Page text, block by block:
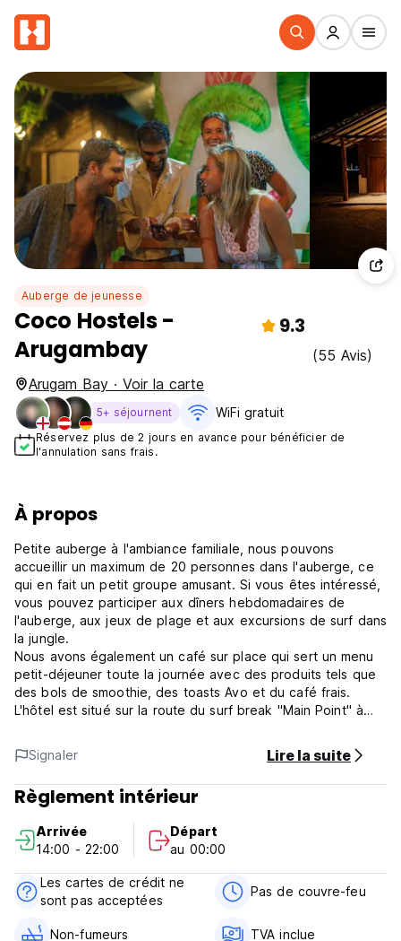
Auberge de jeunesse
Coco Hostels -
Arugambay
9.3
(55 Avis)
Arugam Bay · Voir la carte
5+ séjournent WiFi gratuit
Réservez plus de 2 jours en avance pour bénéficier de
l'annulation sans frais.
À propos
Petite auberge à l'ambiance familiale, nous pouvons
accueillir un maximum de 20 personnes dans l'auberge, ce
qui en fait un petit groupe amusant. Si vous êtes intéressé,
vous pouvez participer aux dîners hebdomadaires de
l'auberge, aux jeux de plage et aux excursions de surf dans
la jungle.
Nous avons également un café sur place qui sert un menu
petit-déjeuner toute la journée avec des produits tels que
des bols de smoothie, des toasts Avo et du café frais.
L'hôtel est situé sur la route du surf break "Main Point" à
surf, des restaurants, des cafés et des supermarchés. La
plage n'est qu'à 30 secondes de marche de l'auberge.
***Politiques de la propriété***
Politique d'annulation : 1 jour avant l'arrivée. En cas
nuit du séjour sera facturée.
Arrivée de 14h00 à 22h00.
Départ avant 11h00.
Paiement à l'arrivée en espèces.
Taxes incluses.
Petit déjeuner non compris.
Signaler Lire la suite
Règlement intérieur
Arrivée
14:00 - 22:00
Départ
au 00:00
Les cartes de crédit ne
sont pas acceptées
Pas de couvre-feu
Non-fumeurs TVA inclue